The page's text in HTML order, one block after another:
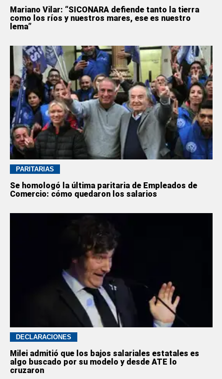
Mariano Vilar: “SICONARA defiende tanto la tierra
como los ríos y nuestros mares, ese es nuestro
lema”
PARITARIAS
Se homologó la última paritaria de Empleados de
Comercio: cómo quedaron los salarios
DECLARACIONES
Milei admitió que los bajos salariales estatales es
algo buscado por su modelo y desde ATE lo
cruzaron